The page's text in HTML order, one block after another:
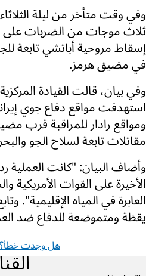
وفي وقت متأخر من ليلة
ثلاث موجات من الضربات على
إسقاط مروحية أباتشي تابعة
في مضيق هرمز.
وفي بيان، قالت القيادة
استهدفت مواقع دفاع جوي
ومواقع رادار للمراقبة قرب
مقاتلات تابعة لسلاح الجو
وأضاف البيان: "كانت العملية
الأخيرة على القوات الأمريكية
العابرة في المياه الإقليمية".
يقظة ومتموضعة للدفاع ضد
هل وجدت خطأ؟